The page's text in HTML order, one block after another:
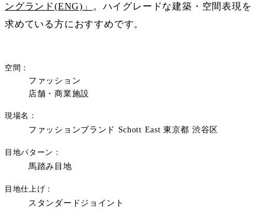
ングランド(ENG)」
。ハイグレードな建築・空間表現を
求めている方におすすめです。
空間
ファッション
店舗・商業施設
現場名
ファッションブランド Schott East 東京都 渋谷区
目地パターン
馬踏み目地
目地仕上げ
スタンダードジョイント